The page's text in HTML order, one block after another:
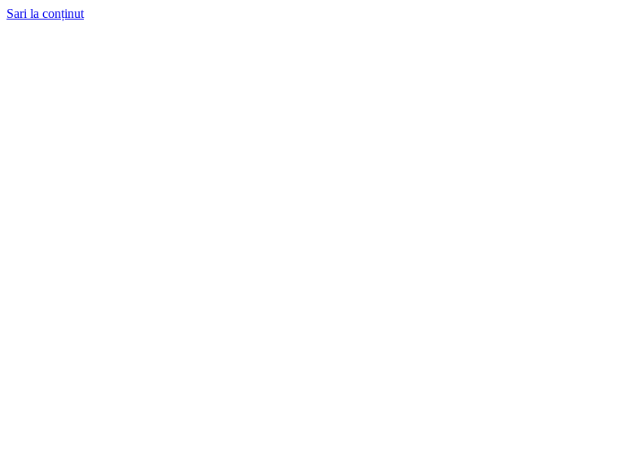
Sari la conținut